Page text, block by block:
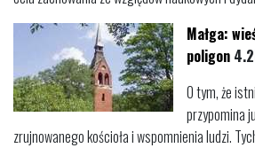
Małga:
poligon
O tym, że
przypomina
zrujnowanego kościoła i wspomnienia ludzi.